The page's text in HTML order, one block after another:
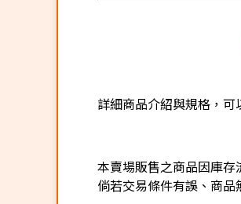
詳細商品介紹與規格，可
本賣場販售之商品因庫
倘若交易條件有誤、商